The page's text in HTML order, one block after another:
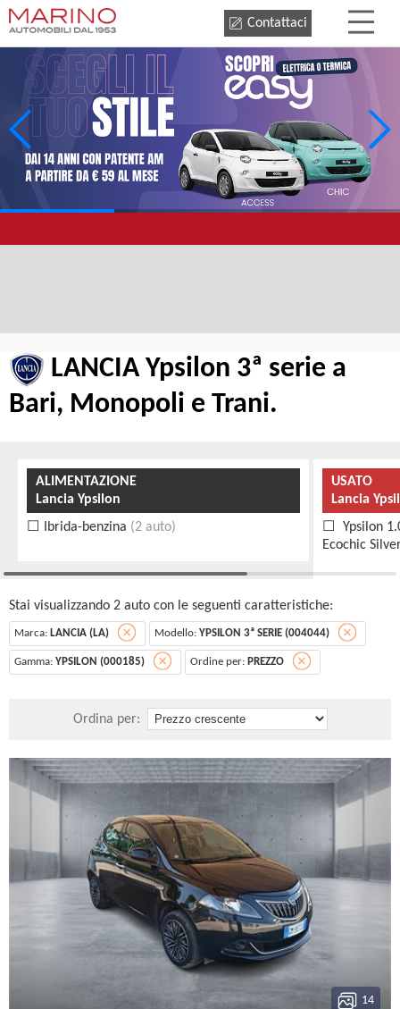
Contattaci
LANCIA Ypsilon 3ª serie a
Bari, Monopoli e Trani.
ALIMENTAZIONE
Lancia Ypsilon
Ibrida-benzina (2 auto)
USATO
Lancia
Ypsilon
Ecochic
Stai visualizzando 2 auto con le seguenti caratteristiche:
Marca: LANCIA (LA) Modello: YPSILON 3ª SERIE (004044)
Gamma: YPSILON (000185) Ordine per: PREZZO
Ordina per:
14